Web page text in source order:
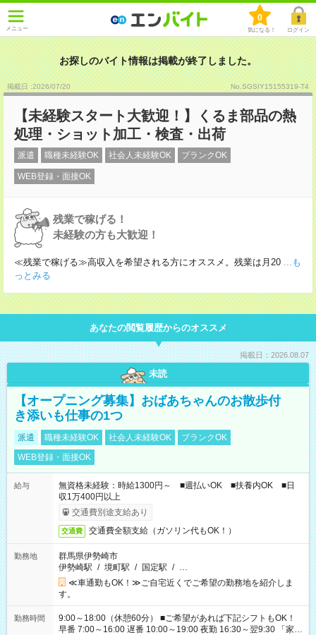
メニュー
0
気になる！ ログイン
お探しのバイト情報は掲載が終了しました。
掲載日 :2026/07/20 No.SGSIY15155319-T4
【未経験スタート大歓迎！】くるま部品の熱
処理・ショット加工・検査・出荷
派遣 職種未経験OK 社会人未経験OK ブランクOK
WEB登録・面接OK
残業で稼げる！
未経験の方も大歓迎！
≪残業で稼げる≫高収入を希望される方にオススメ。残業は月20 ...も
っとみる
あなたの閲覧履歴からのオススメ
掲載日：2026.08.07
未読
【オープニング募集】おばあちゃんのお散歩付
き添いも仕事の1つ
派遣 職種未経験OK 社会人未経験OK
ブランクOK
WEB登録・面接OK
給与
無資格未経験：時給1300円～ ■週払いOK ■扶養内OK ■日
収1万400円以上
交通費別途支給あり
交通費 交通費全額支給（ガソリン代もOK！）
勤務地
群馬県伊勢崎市
伊勢崎駅 / 境町駅 / 国定駅 / …
≪車通勤もOK！≫ご自宅近くでご希望の勤務地を紹介しま
す。
勤務時間
9:00～18:00（休憩60分） ■ご希望があれば下記シフトもOK！
早番 7:00～16:00 遅番 10:00～19:00 夜勤 16:30～翌9:30 「家族